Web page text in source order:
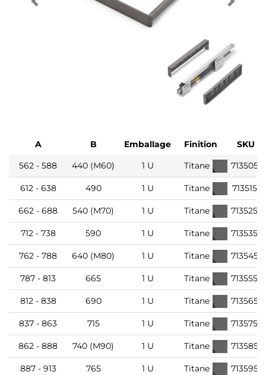
A B Emballage Finition
SKU
562 - 588
440 (M60) 1 U Titane 7135052
612 - 638 490 1 U Titane 7135152
662 - 688 540 (M70) 1 U Titane 7135252
712 - 738 590 1 U Titane 7135352
762 - 788 640 (M80) 1 U Titane 7135452
787 - 813 665 1 U Titane 7135552
812 - 838 690 1 U Titane 7135652
837 - 863 715 1 U Titane 7135752
862 - 888 740 (M90) 1 U Titane 7135852
887 - 913 765 1 U Titane 7135952